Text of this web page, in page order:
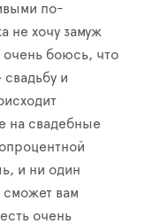
по-
не хочу замуж
очень боюсь, что
и
на свадебные
и ни один
вам
очень